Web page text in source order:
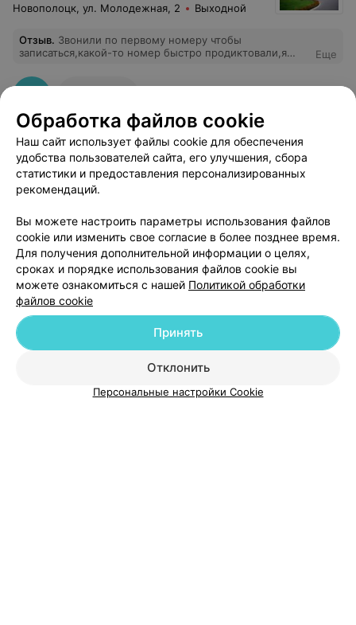
Новополоцк, ул. Молодежная, 2 Выходной
Отзыв. Звонили по первому номеру чтобы
записаться,какой-то номер быстро продиктовали,я
трубку..
Еще
Добавить специалиста
О проекте Новости проекта
Размещение рекламы
Медицинский маркетинг
Публичный договор
Пользовательское соглашение
Способы оплаты
Обработка файлов cookie
Наш сайт использует файлы cookie для обеспечения
удобства пользователей сайта, его улучшения, сбора
статистики и предоставления персонализированных
рекомендаций.
Вы можете настроить параметры использования файлов
cookie или изменить свое согласие в более позднее время.
Для получения дополнительной информации о целях,
сроках и порядке использования файлов cookie вы
можете ознакомиться с нашей Политикой обработки
файлов cookie
Отклонить
Принять
Персональные настройки Cookie